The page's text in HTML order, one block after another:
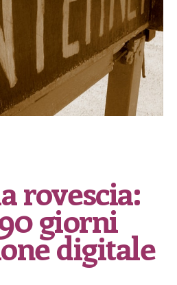
rovescia:
giorni
digitale